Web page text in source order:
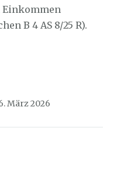
Einkommen
B 4 AS 8/25 R).
März 2026